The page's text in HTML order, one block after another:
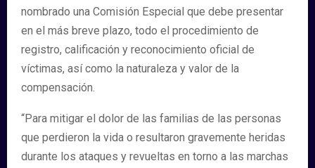
nombrado una Comisión Especial que debe presentar
en el más breve plazo, todo el procedimiento de
registro, calificación y reconocimiento oficial de
víctimas, así como la naturaleza y valor de la
compensación.
“Para mitigar el dolor de las familias de las personas
que perdieron la vida o resultaron gravemente heridas
durante los ataques y revueltas en torno a las marchas